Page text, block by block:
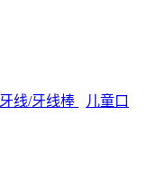
牙线/牙线棒
儿童口